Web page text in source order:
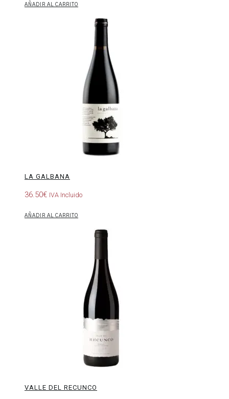
AÑADIR AL CARRITO
LA GALBANA
36.50€ IVA Incluido
AÑADIR AL CARRITO
VALLE DEL RECUNCO